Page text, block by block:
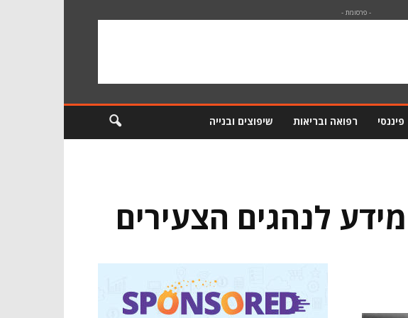
- פרסומת -
פיננסי רפואה ובריאות שיפוצים ובנייה
לנהגים הצעירים